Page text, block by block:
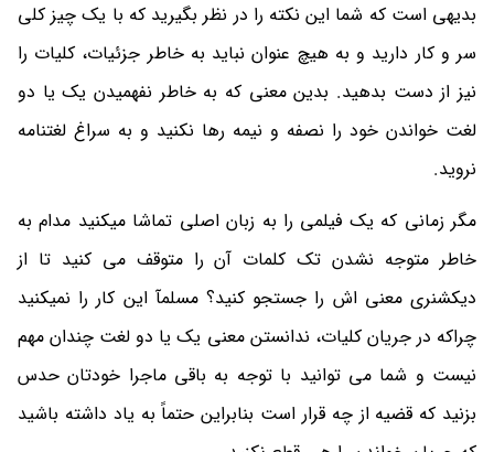
بدیهی است که شما این نکته را در نظر بگیرید که با یک چیز کلی
سر و کار دارید و به هیچ عنوان نباید به خاطر جزئیات، کلیات را
نیز از دست بدهید. بدین معنی که به خاطر نفهمیدن یک یا دو
لغت خواندن خود را نصفه و نیمه رها نکنید و به سراغ لغتنامه
نروید.
مگر زمانی که یک فیلمی را به زبان اصلی تماشا میکنید مدام به
خاطر متوجه نشدن تک کلمات آن را متوقف می کنید تا از
دیکشنری معنی اش را جستجو کنید؟ مسلمآ این کار را نمیکنید
چراکه در جریان کلیات، ندانستن معنی یک یا دو لغت چندان مهم
نیست و شما می توانید با توجه به باقی ماجرا خودتان حدس
بزنید که قضیه از چه قرار است بنابراین حتماً به یاد داشته باشید